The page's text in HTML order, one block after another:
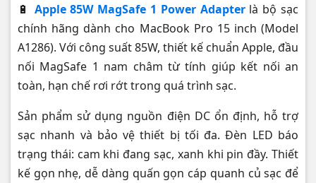
🔋 Apple 85W MagSafe 1 Power Adapterlà bộ sạc
chính hãng dành cho MacBook Pro 15 inch (Model
A1286). Với công suất 85W, thiết kế chuẩn Apple, đầu
nối MagSafe 1 nam châm từ tính giúp kết nối an
toàn, hạn chế rơi rớt trong quá trình sạc.
Sản phẩm sử dụng nguồn điện DC ổn định, hỗ trợ
sạc nhanh và bảo vệ thiết bị tối đa. Đèn LED báo
trạng thái: cam khi đang sạc, xanh khi pin đầy. Thiết
kế gọn nhẹ, dễ dàng quấn gọn cáp quanh củ sạc để
📍 Mua hàng tại MacShop24h
MacShop24h – Địa chỉ uy tín chuyên linh kiện Macbook
🏪 574 Nguyễn Đình Chiểu, P.4, Q.3, TP.HCM
0922 19 79 79
🌐 Website:macshop24h.vn
Giao hàng toàn quốc – kiểm tra trước khi thanh toán. Giao 2H nội
thành TP.HCM.